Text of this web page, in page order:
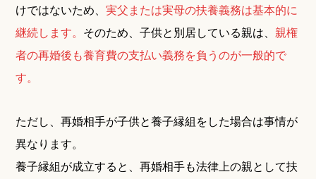
けではないため、実父または実母の扶養義務は基本的に
継続します。 そのため、子供と別居している親は、親権
者の再婚後も養育費の支払い義務を負うのが一般的で
す。
ただし、再婚相手が子供と養子縁組をした場合は事情が
異なります。
養子縁組が成立すると、再婚相手も法律上の親として扶